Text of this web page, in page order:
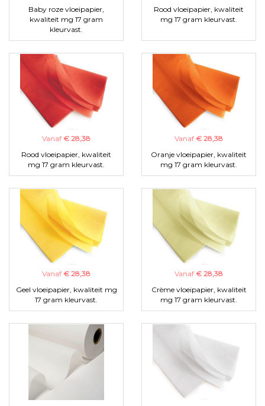
Baby roze vloeipapier,
kwaliteit mg 17 gram
kleurvast.
Rood vloeipapier, kwaliteit
mg 17 gram kleurvast.
Vanaf € 28,38
Rood vloeipapier, kwaliteit
mg 17 gram kleurvast.
Vanaf € 28,38
Oranje vloeipapier, kwaliteit
mg 17 gram kleurvast.
Vanaf € 28,38
Geel vloeipapier, kwaliteit mg
17 gram kleurvast.
Vanaf € 28,38
Crème vloeipapier, kwaliteit
mg 17 gram kleurvast.